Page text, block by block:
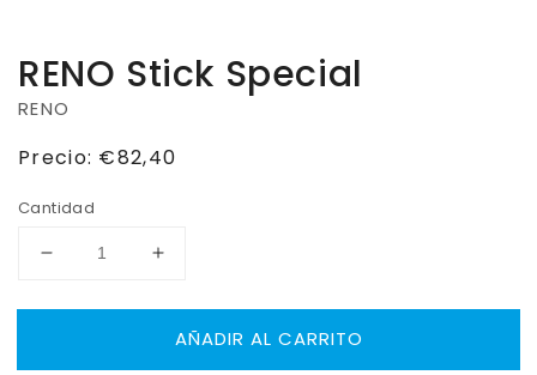
RENO Stick Special
RENO
Precio
Precio: €82,40
Cantidad
Reducir
para
Aumentar
para
RENO
AÑADIR AL CARRITO